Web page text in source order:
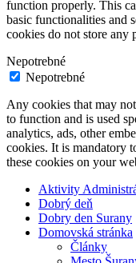
function properly. This
basic functionalities and
cookies do not store any
Nepotrebné
Nepotrebné
Any cookies that may
to function and is used
analytics, ads, other
cookies. It is mandatory
these cookies on your
Aktivity
Dobrý deň
Dobry den Surany
Domovská stránka
Články